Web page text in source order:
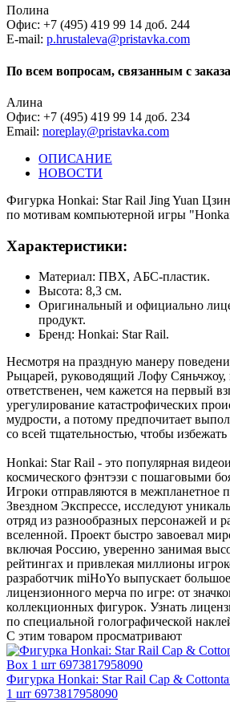
Полина
Офис: +7 (495) 419 99 14 доб. 244
E-mail: p.hrustaleva@pristavka.com
По всем вопросам, связанным с
Алина
Офис: +7 (495) 419 99 14 доб. 234
Email: noreplay@pristavka.com
ОПИСАНИЕ
НОВОСТИ
Фигурка Honkai: Star Rail Jing Yuan
по мотивам компьютерной игры
Характеристики:
Материал: ПВХ, АБС-пластик.
Высота: 8,3 см.
Оригинальный и официально
продукт.
Бренд: Honkai: Star Rail.
Несмотря на праздную манеру
Рыцарей, руководящий Лофу Сяньчжоу,
ответственен, чем кажется на первый
урегулирование катастрофических
мудрости, а потому предпочитает
со всей тщательностью, чтобы избежать
Honkai: Star Rail - это популярная
космического фэнтэзи с пошаговыми
Игроки отправляются в межпланетное
Звездном Экспрессе, исследуют
отряд из разнообразных персонажей и
вселенной. Проект быстро завоевал
включая Россию, уверенно занимая
рейтингах и привлекая миллионы
разработчик miHoYo выпускает
лицензионного мерча по игре: от
коллекционных фигурок. Узнать
по специальной голографической
С этим товаром просматривают
Фигурка Honkai: Star Rail Cap &
1 шт 6973817958090